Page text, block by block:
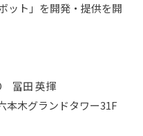
ット」を開発・提供を開
冨田 英揮
木グランドタワー31F